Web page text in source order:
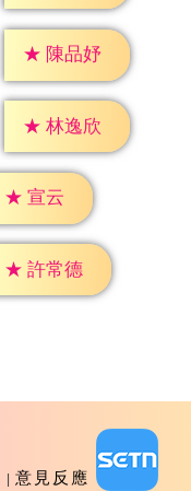
★ 陳品妤
★ 林逸欣
★ 宣云
★ 許常德
意見反應